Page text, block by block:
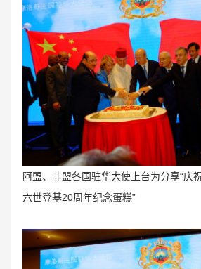
阿盟、非盟各国驻华大使上台为分享“庆
六世登基20周年纪念蛋糕”